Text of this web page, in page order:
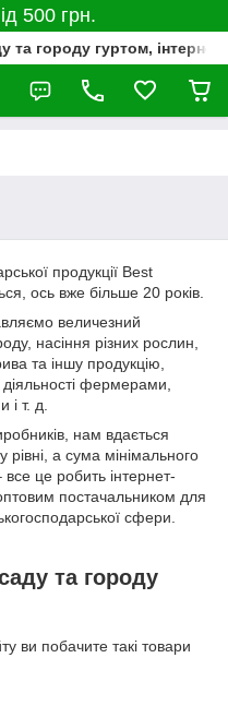
500 грн.
городу гуртом,
продукції Best
ось вже більше 20 років.
величезний
насіння різних рослин,
та іншу продукцію,
діяльності фермерами,
т. д.
нам вдається
а сума мінімального
це робить інтернет-
постачальником для
сфери.
та городу
ви побачите такі товари